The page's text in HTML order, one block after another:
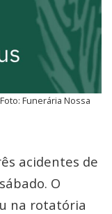
Funerária Nossa
acidentes de
O
na rotatória